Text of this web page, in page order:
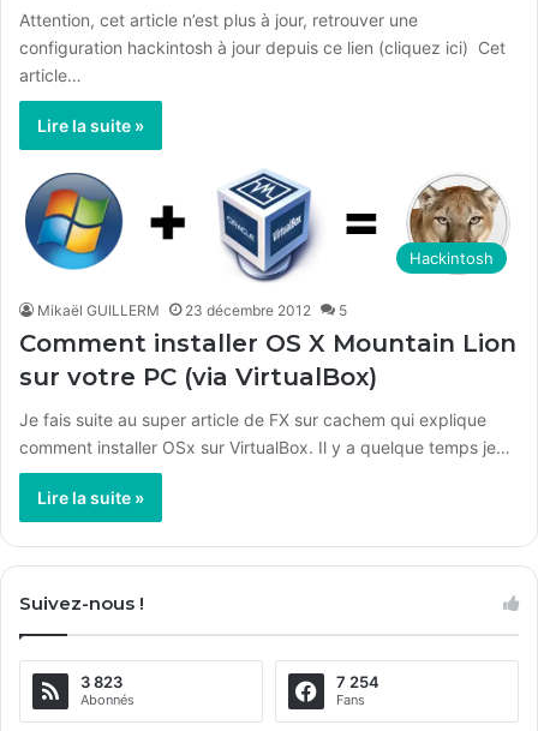
Attention, cet article n’est plus à jour, retrouver une
configuration hackintosh à jour depuis ce lien (cliquez ici) Cet
article…
Lire la suite »
Hackintosh
Mikaël GUILLERM 23 décembre 2012 5
Comment installer OS X Mountain Lion
sur votre PC (via VirtualBox)
Je fais suite au super article de FX sur cachem qui explique
comment installer OSx sur VirtualBox. Il y a quelque temps je…
Lire la suite »
Suivez-nous !
3 823
Abonnés
7 254
Fans